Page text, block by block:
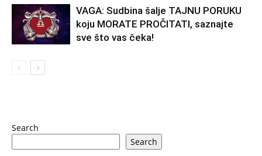
VAGA: Sudbina šalje TAJNU PORUKU
koju MORATE PROČITATI, saznajte
sve što vas čeka!
Search
Search